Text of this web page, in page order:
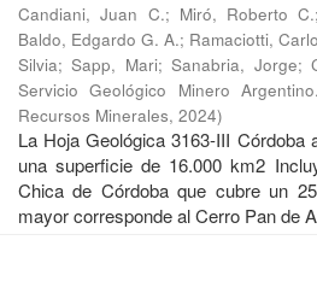
Candiani, Juan C.; Miró, Roberto C.;
Baldo, Edgardo G. A.; Ramaciotti,
Silvia;Sapp, Mari;Sanabria, Jorge;
Servicio Geológico Minero
Recursos Minerales, 2024)
La Hoja Geológica 3163-III Córdoba
una superficie de 16.000 km2
Chica de Córdoba que cubre un
mayor corresponde al Cerro Pan de